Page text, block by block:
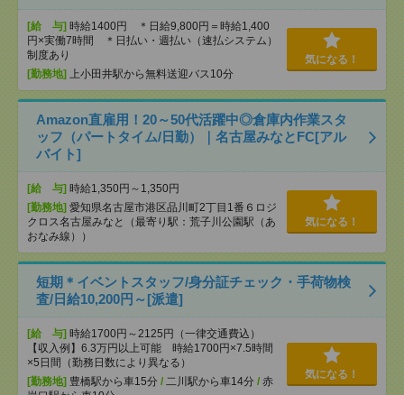
[給 与] 時給1400円 ＊日給9,800円＝時給1,400
円×実働7時間 ＊日払い・週払い（速払システム）
制度あり
[勤務地] 上小田井駅から無料送迎バス10分
気になる！
Amazon直雇用！20～50代活躍中◎倉庫内作業スタ
ッフ（パートタイム/日勤）｜名古屋みなとFC[アル
バイト]
[給 与] 時給1,350円～1,350円
[勤務地] 愛知県名古屋市港区品川町2丁目1番６ロジ
クロス名古屋みなと（最寄り駅：荒子川公園駅（あ
おなみ線））
気になる！
短期＊イベントスタッフ/身分証チェック・手荷物検
査/日給10,200円～[派遣]
[給 与] 時給1700円～2125円（一律交通費込）
【収入例】6.3万円以上可能 時給1700円×7.5時間
×5日間（勤務日数により異なる）
[勤務地] 豊橋駅から車15分 / 二川駅から車14分 / 赤
気になる！